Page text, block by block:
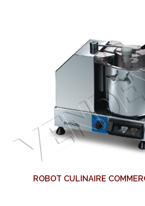
ROBOT CULINAIRE